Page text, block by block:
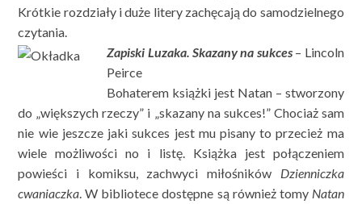
Krótkie rozdziały i duże litery zachęcają do samodzielnego
czytania.
Zapiski Luzaka. Skazany na sukces– Lincoln
Peirce
Bohaterem książki jest Natan – stworzony
do „większych rzeczy” i „skazany na sukces!” Chociaż sam
nie wie jeszcze jaki sukces jest mu pisany to przecież ma
wiele możliwości no i listę. Książka jest połączeniem
powieści i komiksu, zachwyci miłośników Dzienniczka
cwaniaczka . W bibliotece dostępne są również tomy Natan